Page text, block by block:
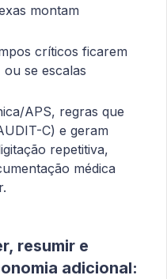
montam
críticos ficarem
se escalas
APS, regras que
C) e geram
repetitiva,
médica
resumir e
adicional: